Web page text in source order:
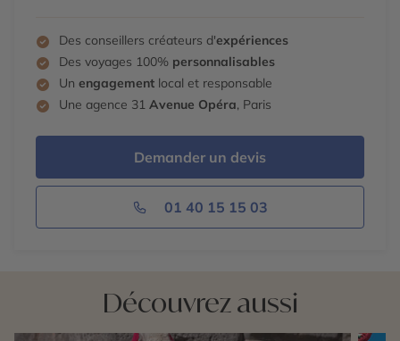
Des conseillers créateurs d'expériences
Des voyages 100% personnalisables
Un engagement local et responsable
Une agence 31 Avenue Opéra, Paris
Demander un devis
01 40 15 15 03
Découvrez aussi